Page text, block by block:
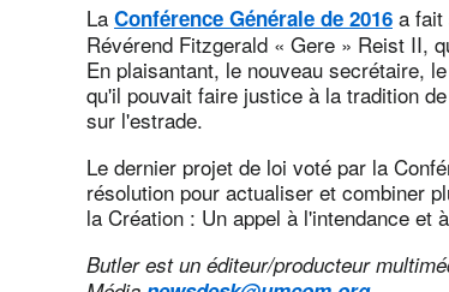
La Conférence Générale de 2016 a fait
Révérend Fitzgerald « Gere » Reist II,
En plaisantant, le nouveau secrétaire,
qu'il pouvait faire justice à la tradition
sur l'estrade.
Le dernier projet de loi voté par la
résolution pour actualiser et combiner
la Création : Un appel à l'intendance et
Butler est un éditeur/producteur